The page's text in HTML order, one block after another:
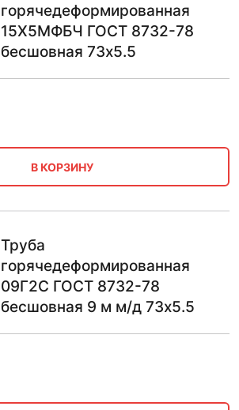
горячедеформированная
15Х5МФБЧ ГОСТ 8732-78
бесшовная 73х5.5
В КОРЗИНУ
Труба
горячедеформированная
09Г2С ГОСТ 8732-78
бесшовная 9 м м/д 73х5.5